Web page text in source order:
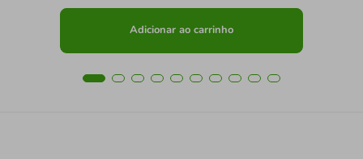
Adicionar ao carrinho